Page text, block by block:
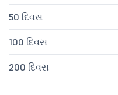
50 દિવસ
100 દિવસ
200 દિવસ